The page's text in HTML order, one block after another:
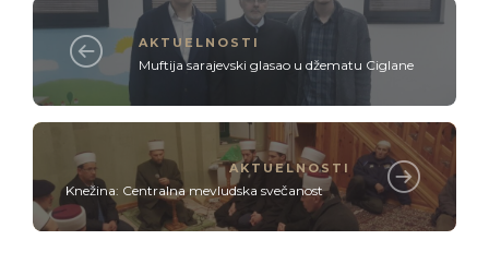
AKTUELNOSTI
Muftija sarajevski glasao u džematu Ciglane
AKTUELNOSTI
Knežina: Centralna mevludska svečanost